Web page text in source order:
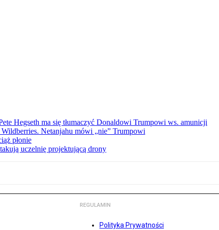
Hegseth ma się tłumaczyć Donaldowi Trumpowi ws. amunicji
Netanjahu mówi „nie” Trumpowi
płonie
uczelnię projektującą drony
REGULAMIN
Polityka Prywatności